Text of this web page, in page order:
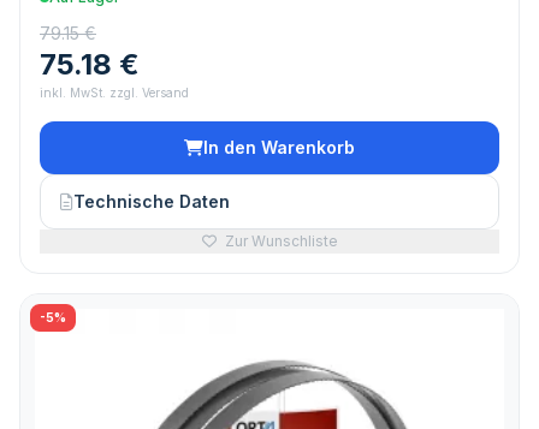
79.15 €
75.18 €
inkl. MwSt. zzgl. Versand
In den Warenkorb
Technische Daten
Zur Wunschliste
-5%